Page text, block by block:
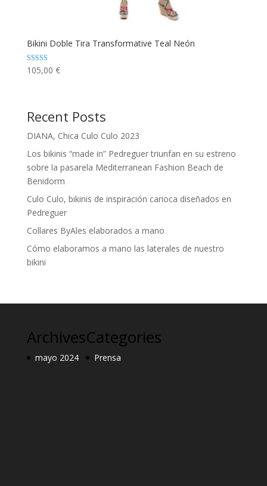
Bikini Doble Tira Transformative Teal Neón
Valorado con
5.00
105,00 €
Recent Posts
DIANA, Chica Culo Culo 2023
Los bikinis “made in” Pedreguer triunfan en su estreno
sobre la pasarela Mediterranean Fashion Beach de
Benidorm
Culo Culo, bikinis de inspiración carioca diseñados en
Pedreguer
Collares ByAles elaborados a mano
Cómo elaboramos a mano las laterales de nuestro
bikini
Archives
mayo 2024
Categories
Prensa